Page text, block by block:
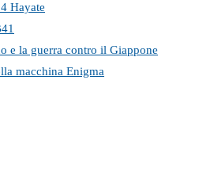
Hayate
e la guerra contro il Giappone
macchina Enigma